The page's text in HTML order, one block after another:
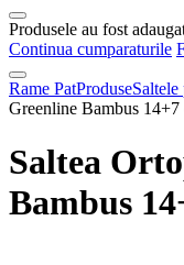
Produsele au fost
Continua cumparaturile
Rame PatProduseSaltele
Greenline Bambus
Saltea
Bambus